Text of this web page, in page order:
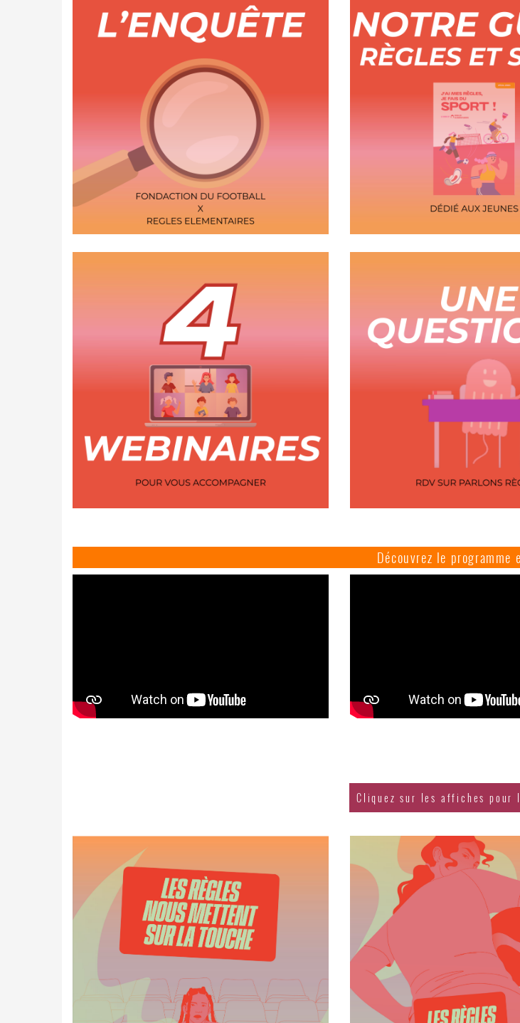
Découvrez les résultats
de notre enquête sur le tabou
appréhender
(10 à 18
pour briser le tabou des règles,
adapter les entraînements,
et mieux accompagner
les joueuses menstruées
dédiée à l'éducation
Le chatbot TIMI
à toutes vos
Découvrez le programme
Cliquez sur les affiches pour